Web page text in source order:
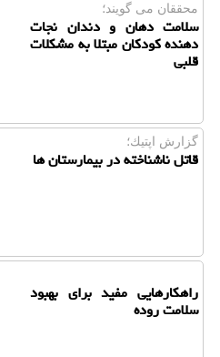
محققان می گویند؛
سلامت دهان و دندان نجات
دهنده کودکان مبتلا به مشکلات
قلبی
گزارش اپتیك؛
قاتل ناشناخته در بیمارستان ها
راهكارهایی مفید برای بهبود
سلامت روده